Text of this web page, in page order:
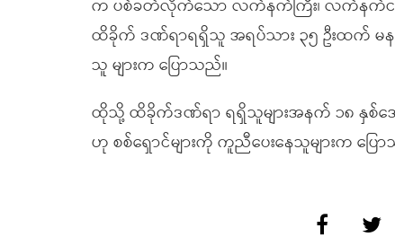
က ပစ်ခတ်လိုက်သော လက်နက်ကြီး၊ လက်နက်ငယ်မျ
ထိခိုက် ဒဏ်ရာရရှိသူ အရပ်သား ၃၅ ဦးထက် မ
သူ များက ပြောသည်။
ထိုသို့ ထိခိုက်ဒဏ်ရာ ရရှိသူများအနက် ၁၈ နှစ်အ
ဟု စစ်ရှောင်များကို ကူညီပေးနေသူများက ပြေ